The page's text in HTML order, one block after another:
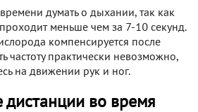
думать о дыхании, так как
меньше чем за 7-10 секунд.
компенсируется после
частоту практически невозможно,
на движении рук и ног.
дистанции во время